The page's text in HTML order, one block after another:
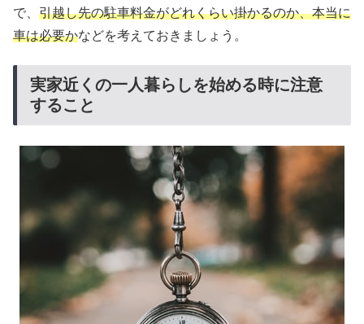
で、 引越し先の駐車料金がどれくらい掛かるのか、本当に
車は必要かなどを考えておきましょう。
実家近くの一人暮らしを始める時に注意
すること